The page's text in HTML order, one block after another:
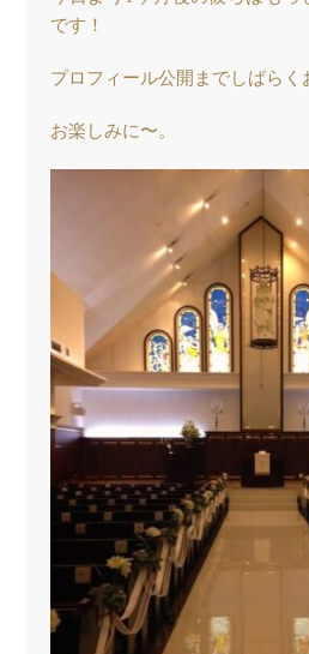
です！
プロフィール公開までしばらく
お楽しみに〜。